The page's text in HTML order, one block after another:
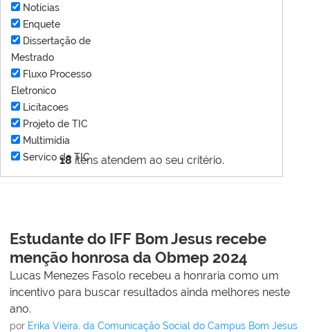
18 itens atendem ao seu critério.
Notícias
Enquete
Dissertação de
Mestrado
Fluxo Processo
Eletronico
Licitacoes
Projeto de TIC
Multimídia
Servico de TIC
Estudante do IFF Bom Jesus recebe
menção honrosa da Obmep 2024
Lucas Menezes Fasolo recebeu a honraria como um
incentivo para buscar resultados ainda melhores neste
ano.
por Erika Vieira, da Comunicação Social do Campus Bom Jesus